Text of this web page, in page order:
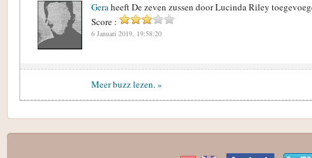
Geraheeft De zeven zussen door Lucinda Riley
Score :
6 Januari 2019, 19:58:20
Meer buzz lezen. »